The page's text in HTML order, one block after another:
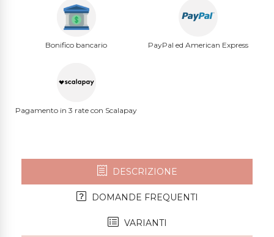
Bonifico bancario PayPal ed American Express
Pagamento in 3 rate con Scalapay
DESCRIZIONE
DOMANDE FREQUENTI
VARIANTI